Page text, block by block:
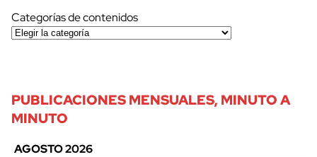
Categorías de contenidos
PUBLICACIONES MENSUALES, MINUTO A
MINUTO
AGOSTO 2026